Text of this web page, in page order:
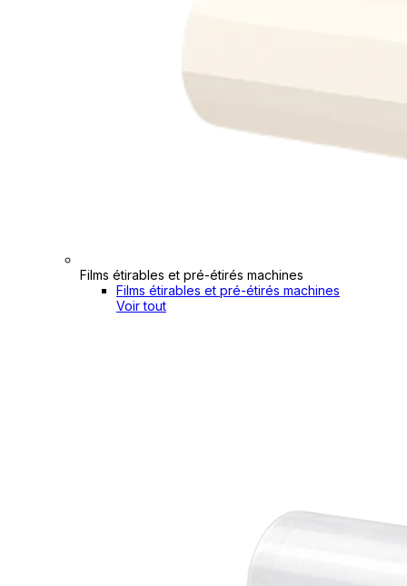
Films étirables et pré-étirés machines
Films étirables et pré-étirés machines
Voir tout